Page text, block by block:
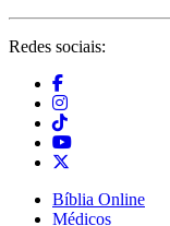
Redes sociais:
Bíblia Online
Médicos